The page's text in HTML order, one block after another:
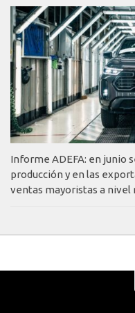
Informe ADEFA: en junio
producción y en las
ventas mayoristas a nivel